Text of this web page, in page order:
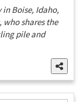
in Boise, Idaho,
shares the
pile and